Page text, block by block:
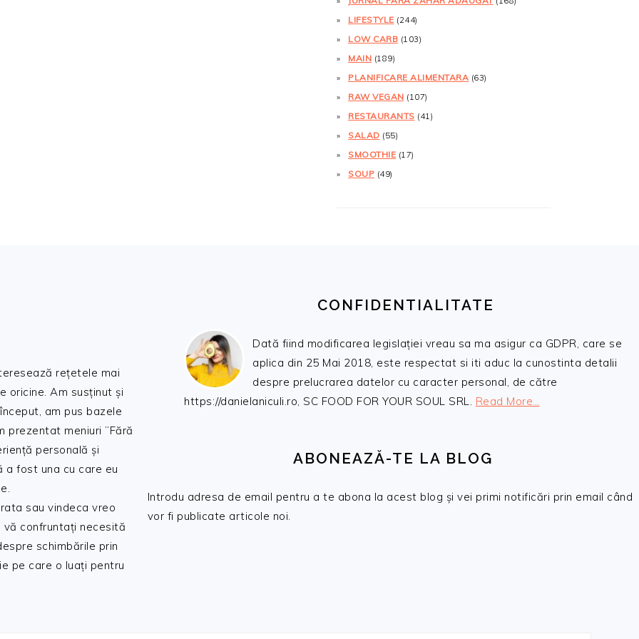
LIFESTYLE (244)
LOW CARB (103)
MAIN (189)
PLANIFICARE ALIMENTARA (63)
RAW VEGAN (107)
RESTAURANTS (41)
SALAD (55)
SMOOTHIE (17)
SOUP (49)
rețetele mai
oricine. Am susținut și
am pus bazele
prezentat meniuri ”Fără
personală și
a fost una cu care eu
sau vindeca vreo
confruntați necesită
schimbările prin
pe care o luați pentru
CONFIDENTIALITATE
Dată fiind modificarea legislației vreau sa ma asigur ca GDPR, care se
aplica din 25 Mai 2018, este respectat si iti aduc la cunostinta detalii
despre prelucrarea datelor cu caracter personal, de către
https://danielaniculi.ro, SC FOOD FOR YOUR SOUL SRL. Read More…
ABONEAZĂ-TE LA BLOG
Introdu adresa de email pentru a te abona la acest blog și vei primi notificări prin email când
vor fi publicate articole noi.